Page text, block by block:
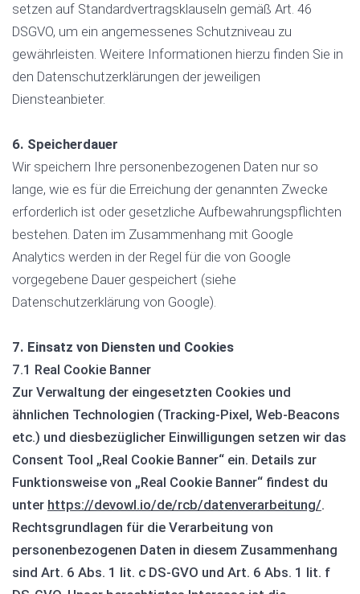
setzen auf Standardvertragsklauseln gemäß Art. 46
DSGVO, um ein angemessenes Schutzniveau zu
gewährleisten. Weitere Informationen hierzu finden Sie in
den Datenschutzerklärungen der jeweiligen
Diensteanbieter.
6. Speicherdauer
Wir speichern Ihre personenbezogenen Daten nur so
lange, wie es für die Erreichung der genannten Zwecke
erforderlich ist oder gesetzliche Aufbewahrungspflichten
bestehen. Daten im Zusammenhang mit Google
Analytics werden in der Regel für die von Google
vorgegebene Dauer gespeichert (siehe
Datenschutzerklärung von Google).
7. Einsatz von Diensten und Cookies
7.1 Real Cookie Banner
Zur Verwaltung der eingesetzten Cookies und
ähnlichen Technologien (Tracking-Pixel, Web-Beacons
etc.) und diesbezüglicher Einwilligungen setzen wir das
Consent Tool „Real Cookie Banner“ ein. Details zur
Funktionsweise von „Real Cookie Banner“ findest du
unter https://devowl.io/de/rcb/datenverarbeitung/.
Rechtsgrundlagen für die Verarbeitung von
personenbezogenen Daten in diesem Zusammenhang
sind Art. 6 Abs. 1 lit. c DS-GVO und Art. 6 Abs. 1 lit. f